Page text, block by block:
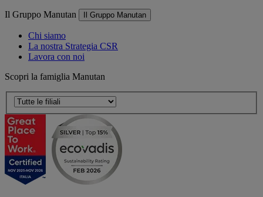
Il Gruppo Manutan Il Gruppo Manutan
Chi siamo
La nostra Strategia CSR
Lavora con noi
Scopri la famiglia Manutan